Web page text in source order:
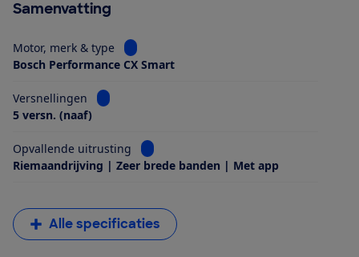
Samenvatting
Motor, merk & type
Bekijk informatie voor Motor, merk & type
Bosch Performance CX Smart
Versnellingen
Bekijk informatie voor Versnellingen
5 versn. (naaf)
Opvallende uitrusting
Bekijk informatie voor Opvallende
Riemaandrijving | Zeer brede banden | Met app
Alle specificaties